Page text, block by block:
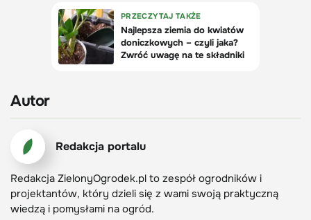
Autor
Redakcja portalu
Redakcja ZielonyOgrodek.pl to zespół ogrodników i
projektantów, który dzieli się z wami swoją praktyczną
wiedzą i pomysłami na ogród.